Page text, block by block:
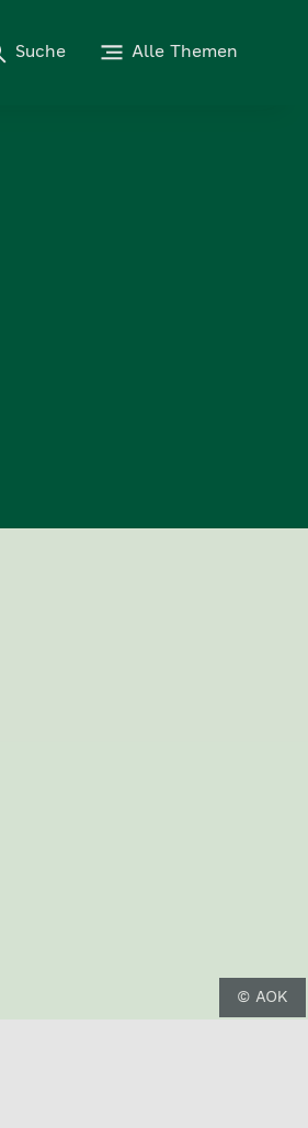
Suche Alle Themen
© AOK